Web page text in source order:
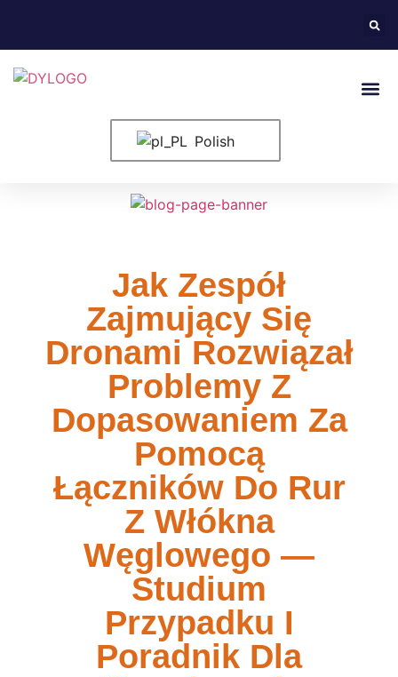
Polish
Jak Zespół
Zajmujący Się
Dronami Rozwiązał
Problemy Z
Dopasowaniem Za
Pomocą
Łączników Do Rur
Z Włókna
Węglowego —
Studium
Przypadku I
Poradnik Dla